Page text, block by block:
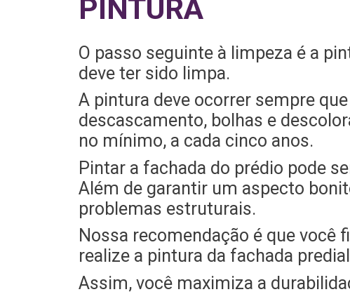
PINTURA
O passo seguinte à limpeza é a
deve ter sido limpa.
A pintura deve ocorrer sempre
descascamento, bolhas e
no mínimo, a cada cinco anos.
Pintar a fachada do prédio pode
Além de garantir um aspecto
problemas estruturais.
Nossa recomendação é que você
realize a pintura da fachada
Assim, você maximiza a